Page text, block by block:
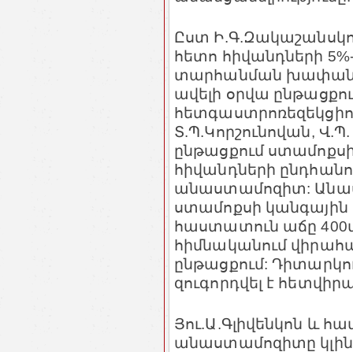
Ըստ
հետո հիվանդների
տարհանման
ավելի օրվա
Տ.Պ.Կորշունովան, Վ.Պ.
ընթացքում
հիվանդների
անաստամոզիտ:
ստամոքսի կանգային
հաստատուն աճը
հիմնականում
ընթացքում:
զուգորդվել է
Յու.Ա.Գլիվենկոն և
անաստամոզիտը